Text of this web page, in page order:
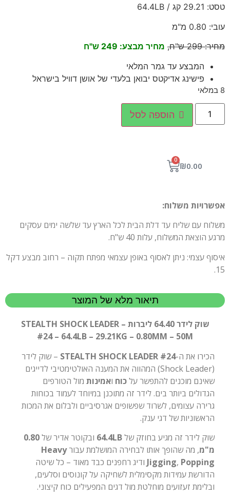
טסט: 29.21 קג / 64.4LB
עובי: 0.80 מ"מ
מחיר: 299 ש"ח,
מחיר מבצע: 249 ש"ח
המבצע עד גמר המלאי
פישינג אדיקטס יבואן בלעדי של אושן דוויל בישראל
8 במלאי
הוספה לסל
₪0.00
0
אפשרויות משלוח:
משלוח עם שליח עד דלת הבית לכל הארץ עד שלשה ימים עסקים
מרגע הוצאת המשלוח, עלות 40 ש"ח.
איסוף עצמי: ניתן לאסוף באופן עצמאי מפתח תקוה – רחוב מבצע דקל
15.
תיאור מלא של המוצר
שוק לידר 64.40 ליברות – STEALTH SHOCK LEADER
#24 – 64.4LB – 29.21KG – 0.80MM – 50M
הכירו את ה-STEALTH SHOCK LEADER #24 – שוק לידר
(Shock Leader) המהווה את המענה האולטימטיבי לדייגים
שאינם מוכנים להתפשר עלכוח ואמינות מול הטורפים
הגדולים ביותר בים. לידר זה מתוכנן במיוחד לעמוד בכוחות
גרירה עצומים, לשרוד שפשופים אגרסיביים ולבלום את המכות
הראשוניות של דגי ענק.
שוק לידר זה מגיע בחוזק של64.4LB ובקוטר אדיר של0.80
מ"מ, מה שהופך אותו לבחירה המושלמת עבורHeavy
Jigging, Popping
ודיג רחפנים כבד מאוד – כל שיטה
הדורשת עמידות מקסימלית לשחיקה על קונוסים וסלעים,
ובלימת זעזועים מוחלטת מול דגים המפעילים כוח קיצוני.